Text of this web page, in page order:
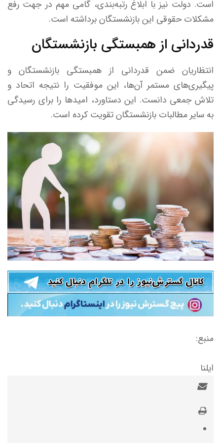
است. دولت نیز با ابلاغ رتبه‌بندی، گامی مهم در جهت رفع
مشکلات حقوقی این بازنشستگان برداشته است.
قدردانی از همبستگی بازنشستگان
انتظاریان ضمن قدردانی از همبستگی بازنشستگان و
پیگیری‌های مستمر آن‌ها، این موفقیت را نتیجه اتحاد و
تلاش جمعی دانست. این دستاورد، امیدها را برای رسیدگی
به سایر مطالبات بازنشستگان تقویت کرده است.
منبع:
ایلنا